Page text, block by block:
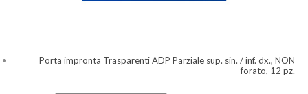
Porta impronta Trasparenti ADP Parziale sup. sin. / inf. dx., NON
forato, 12 pz.